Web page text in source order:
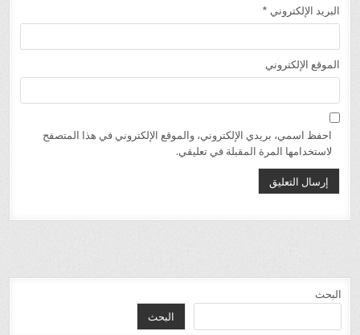
البريد الإلكتروني *
الموقع الإلكتروني
احفظ اسمي، بريدي الإلكتروني، والموقع الإلكتروني في هذا المتصفح
لاستخدامها المرة المقبلة في تعليقي.
البحث
البحث